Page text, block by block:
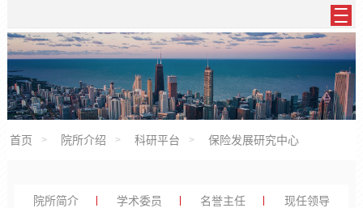
首页 院所介绍 科研平台 保险发展研究中心
院所简介 学术委员 名誉主任 现任领导